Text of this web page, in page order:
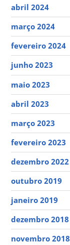
abril 2024
março 2024
fevereiro 2024
junho 2023
maio 2023
abril 2023
março 2023
fevereiro 2023
dezembro 2022
outubro 2019
janeiro 2019
dezembro 2018
novembro 2018